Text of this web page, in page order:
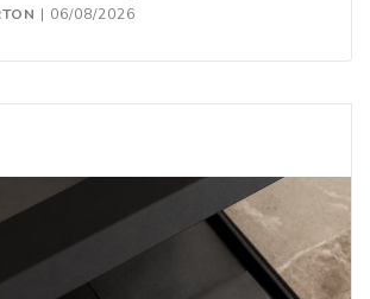
| 06/08/2026